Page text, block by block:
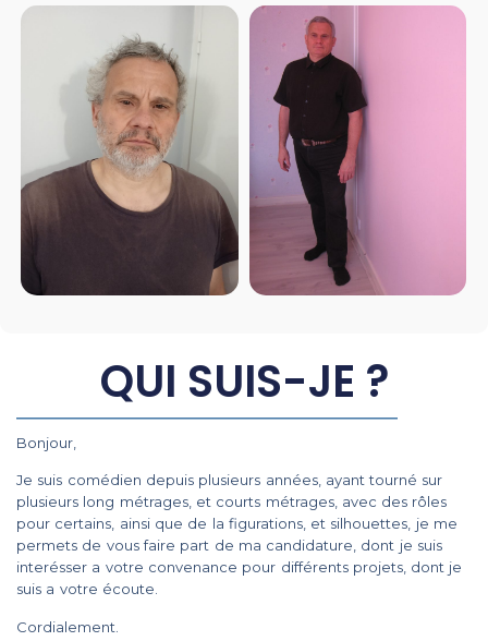
QUI SUIS-JE ?
Bonjour,
Je suis comédien depuis plusieurs années, ayant tourné sur
plusieurs long métrages, et courts métrages, avec des rôles
pour certains, ainsi que de la figurations, et silhouettes, je me
permets de vous faire part de ma candidature, dont je suis
interésser a votre convenance pour différents projets, dont je
suis a votre écoute.
Cordialement.